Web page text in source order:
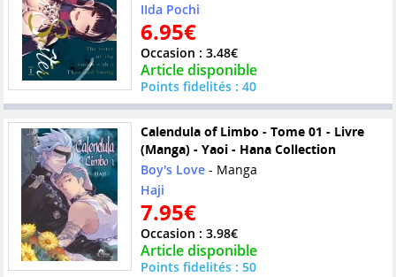
IIda Pochi
6.95€
Occasion : 3.48€
Article disponible
Points fidelités : 40
Calendula of Limbo - Tome 01 - Livre
(Manga) - Yaoi - Hana Collection
Boy's Love- Manga
Haji
7.95€
Occasion : 3.98€
Article disponible
Points fidelités : 50